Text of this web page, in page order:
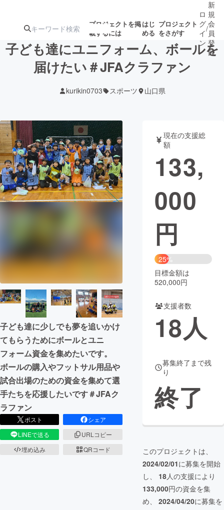
プロジェクトを掲
載するには
はじ
める
プロジェクト
をさがす
ターン
ジェクト
募集終了が近いプ
ロジェクト
アート・写真 音楽
テクノロジー・ガジェット ゲーム・サ
映像・映画
CAMPFIRE Creation
CAMPFIREふるさと納税machi-ya コミュニティ
ロ
グ
イ
ン
/
新
規
会
員
登
録
子ども達にユニフォーム、ボールを
届けたい＃JFAクラファン
kurikin0703 スポーツ 山口県
子ども達に少しでも夢を追いかけ
てもらうためにボールとユニ
フォーム資金を集めたいです。
ボールの購入やフットサル用品や
試合出場のための資金を集めて選
手たちを応援したいです＃JFAク
ラファン
ポスト
シェア
LINEで送る
URLコピー
埋め込み
QRコード
現在の支援総
額
133,
000
円
25%
目標金額は
520,000円
支援者数
18人
募集終了まで残
り
終了
このプロジェクトは、
2024/02/01に募集を開始
し、 18人の支援により
133,000円の資金を集
め、 2024/04/20に募集を